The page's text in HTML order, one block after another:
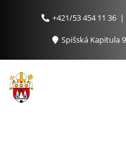
+421/53 454 11 36
Spišská Kapitula